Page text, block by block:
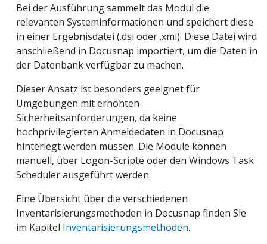
Bei der Ausführung sammelt das Modul die
relevanten Systeminformationen und speichert diese
in einer Ergebnisdatei (.dsi oder .xml). Diese Datei wird
anschließend in Docusnap importiert, um die Daten in
der Datenbank verfügbar zu machen.
Dieser Ansatz ist besonders geeignet für
Umgebungen mit erhöhten
Sicherheitsanforderungen, da keine
hochprivilegierten Anmeldedaten in Docusnap
hinterlegt werden müssen. Die Module können
manuell, über Logon-Scripte oder den Windows Task
Scheduler ausgeführt werden.
Eine Übersicht über die verschiedenen
Inventarisierungsmethoden in Docusnap finden Sie
im Kapitel Inventarisierungsmethoden.